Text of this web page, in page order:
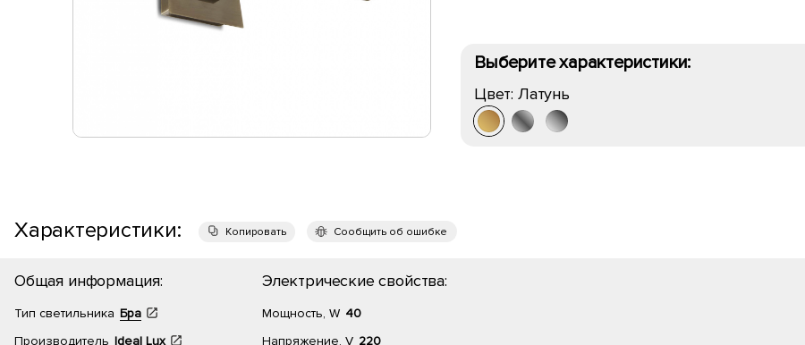
Выберите характеристики:
Цвет: Латунь
Характеристики: Копировать Сообщить об ошибке
Общая информация:
Тип светильника Бра
Производитель Ideal Lux
Электрические свойства:
Мощность, W 40
Напряжение, V 220